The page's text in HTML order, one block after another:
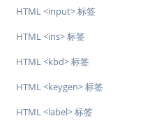
HTML <input> 标签
HTML <ins> 标签
HTML <kbd> 标签
HTML <keygen> 标签
HTML <label> 标签